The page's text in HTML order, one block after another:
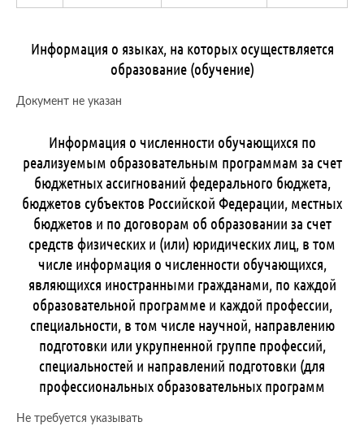
Информация о языках, на которых осуществляется
образование (обучение)
Документ не указан
Информация о численности обучающихся по
реализуемым образовательным программам за счет
бюджетных ассигнований федерального бюджета,
бюджетов субъектов Российской Федерации, местных
бюджетов и по договорам об образовании за счет
средств физических и (или) юридических лиц, в том
числе информация о численности обучающихся,
являющихся иностранными гражданами, по каждой
образовательной программе и каждой профессии,
специальности, в том числе научной, направлению
подготовки или укрупненной группе профессий,
специальностей и направлений подготовки (для
профессиональных образовательных программ
Не требуется указывать